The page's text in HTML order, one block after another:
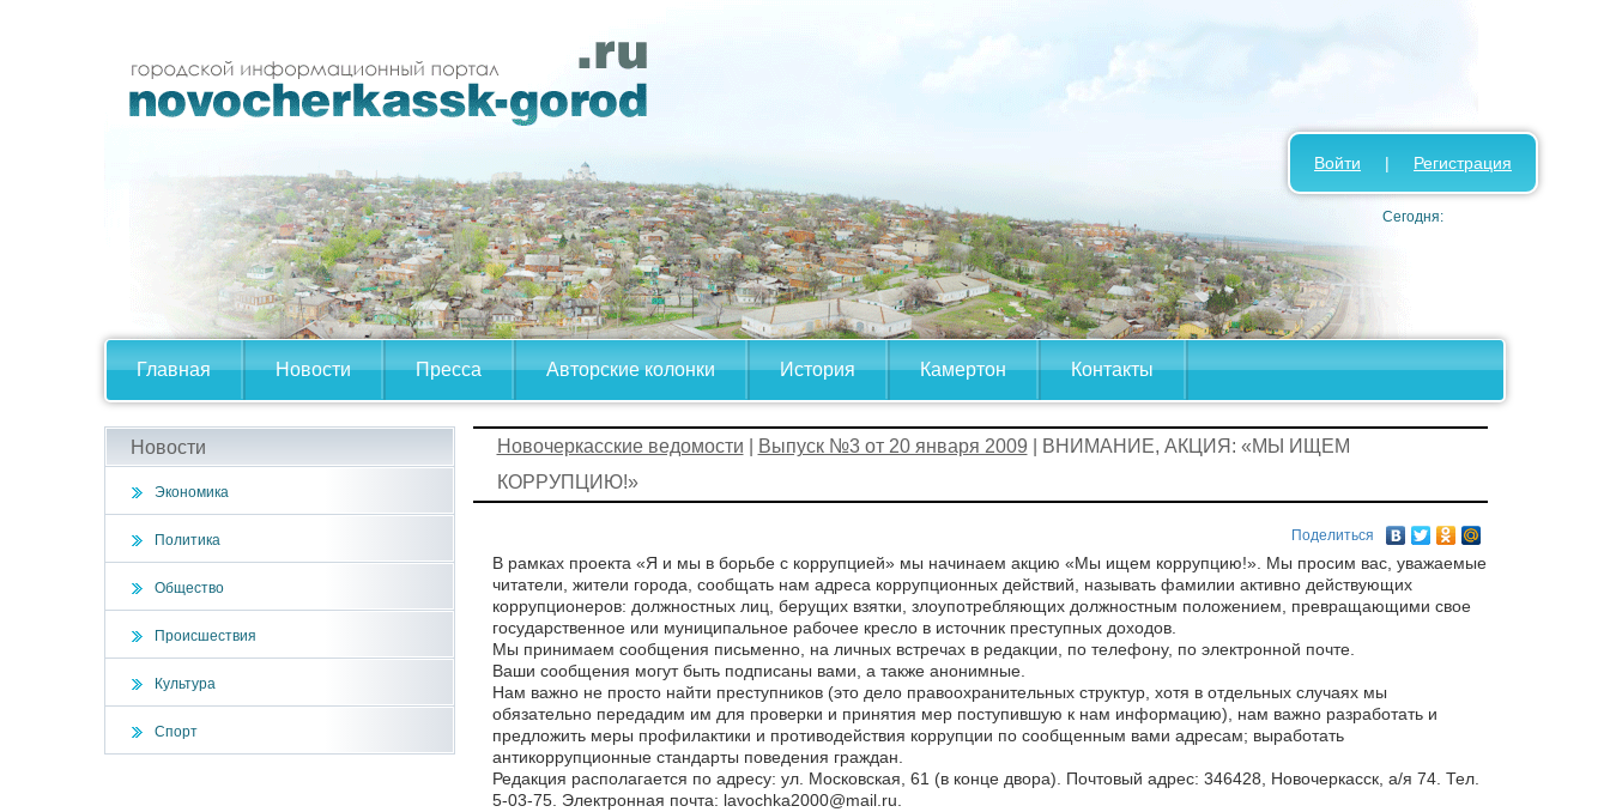
Главная Новости Пресса Авторские колонки История Камертон Контакты
Войти | Регистрация
Сегодня:
Новости
Экономика
Политика
Общество
Происшествия
Культура
Спорт
Новочеркасские ведомости Выпуск №3 от 20 января 2009 | ВНИМАНИЕ, АКЦИЯ: «МЫ ИЩЕМ
КОРРУПЦИЮ!»
Поделиться
В рамках проекта «Я и мы в борьбе с коррупцией» мы начинаем акцию «Мы ищем коррупцию!». Мы просим вас, уважаемые
читатели, жители города, сообщать нам адреса коррупционных действий, называть фамилии активно действующих
коррупционеров: должностных лиц, берущих взятки, злоупотребляющих должностным положением, превращающими свое
государственное или муниципальное рабочее кресло в источник преступных доходов.
Мы принимаем сообщения письменно, на личных встречах в редакции, по телефону, по электронной почте.
Ваши сообщения могут быть подписаны вами, а также анонимные.
Нам важно не просто найти преступников (это дело правоохранительных структур, хотя в отдельных случаях мы
обязательно передадим им для проверки и принятия мер поступившую к нам информацию), нам важно разработать и
предложить меры профилактики и противодействия коррупции по сообщенным вами адресам; выработать
антикоррупционные стандарты поведения граждан.
Редакция располагается по адресу: ул. Московская, 61 (в конце двора). Почтовый адрес: 346428, Новочеркасск, а/я 74. Тел.
5-03-75. Электронная почта: lavochka2000@mail.ru.